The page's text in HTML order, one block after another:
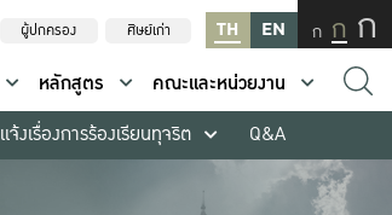
ผู้ปกครอง ศิษย์เก่า TH EN ก ก ก
หลักสูตร
คณะและหน่วยงาน
แจ้งเรื่องการร้องเรียนทุจริต Q&A